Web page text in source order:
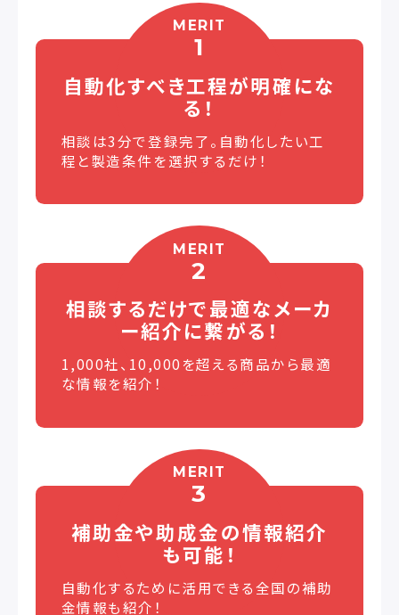
MERIT
1
自動化すべき工程が明確にな
る！
相談は3分で登録完了。自動化したい工
程と製造条件を選択するだけ！
MERIT
2
相談するだけで最適なメーカ
ー紹介に繋がる！
1,000社、10,000を超える商品から最適
な情報を紹介！
MERIT
3
補助金や助成金の情報紹介
も可能！
自動化するために活用できる全国の補助
金情報も紹介！